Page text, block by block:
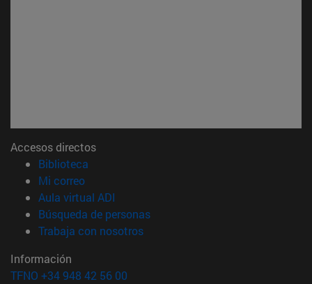
Accesos directos
Biblioteca
Mi correo(abre en nueva ventana)
Aula virtual ADI
Búsqueda de personas(abre en nueva ventana)
Trabaja con nosotros(abre en nueva ventana)
Información
TFNO +34 948 42 56 00